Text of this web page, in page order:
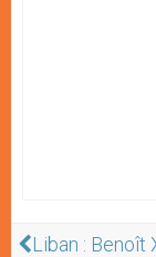
Liban : Benoît